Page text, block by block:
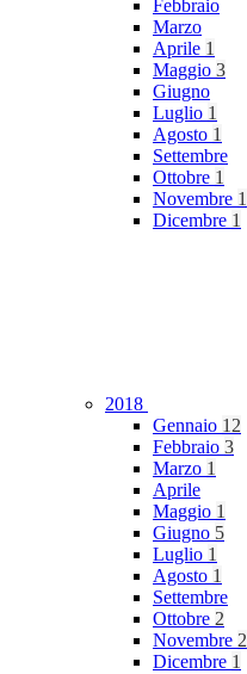
Febbraio
Marzo
Aprile 1
Maggio 3
Giugno
Luglio 1
Agosto 1
Settembre
Ottobre 1
Novembre 1
Dicembre 1
2018
Gennaio 12
Febbraio 3
Marzo 1
Aprile
Maggio 1
Giugno 5
Luglio 1
Agosto 1
Settembre
Ottobre 2
Novembre 2
Dicembre 1